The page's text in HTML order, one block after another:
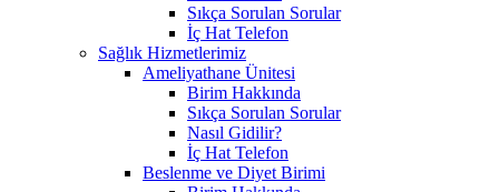
Sıkça Sorulan Sorular
İç Hat Telefon
Sağlık Hizmetlerimiz
Ameliyathane Ünitesi
Birim Hakkında
Sıkça Sorulan Sorular
Nasıl Gidilir?
İç Hat Telefon
Beslenme ve Diyet Birimi